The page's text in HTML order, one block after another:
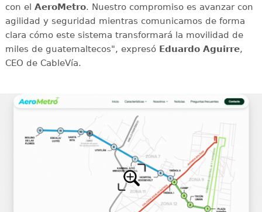
con el AeroMetro. Nuestro compromiso es avanzar con
agilidad y seguridad mientras comunicamos de forma
clara cómo este sistema transformará la movilidad de
miles de guatemaltecos", expresó Eduardo Aguirre,
CEO de CableVía.